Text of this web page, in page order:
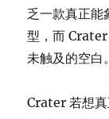
乏一款真正能
型，而
未触及的空白。
Crater 若想